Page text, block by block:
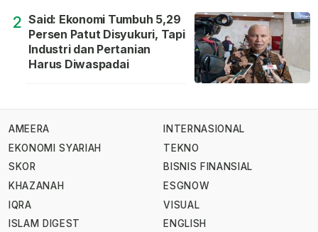
2 Said: Ekonomi Tumbuh 5,29
Persen Patut Disyukuri, Tapi
Industri dan Pertanian
Harus Diwaspadai
AMEERA
EKONOMI SYARIAH
SKOR
KHAZANAH
IQRA
ISLAM DIGEST
INTERNASIONAL
TEKNO
BISNIS FINANSIAL
ESGNOW
VISUAL
ENGLISH